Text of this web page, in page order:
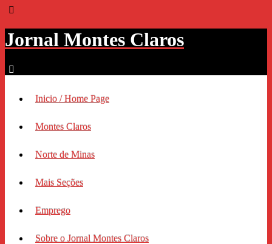
Jornal Montes Claros
Inicio / Home Page
Montes Claros
Norte de Minas
Mais Seções
Emprego
Sobre o Jornal Montes Claros